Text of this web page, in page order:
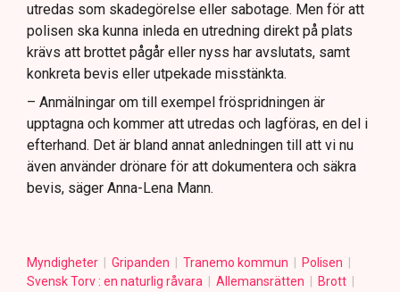
utredas som skadegörelse eller sabotage. Men för att
polisen ska kunna inleda en utredning direkt på plats
krävs att brottet pågår eller nyss har avslutats, samt
konkreta bevis eller utpekade misstänkta.
– Anmälningar om till exempel fröspridningen är
upptagna och kommer att utredas och lagföras, en del i
efterhand. Det är bland annat anledningen till att vi nu
även använder drönare för att dokumentera och säkra
bevis, säger Anna-Lena Mann.
Myndigheter Gripanden Tranemo kommun
Polisen
Svensk Torv : en naturlig råvara
Allemansrätten
Brott